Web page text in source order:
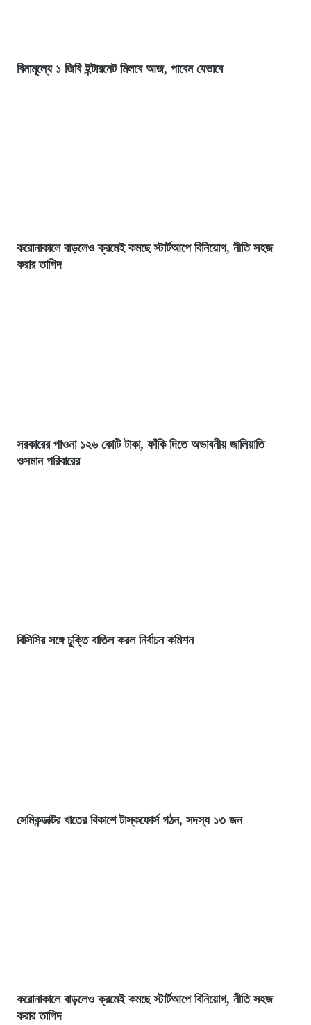
বিনামূল্যে ১ জিবি ইন্টারনেট মিলবে আজ, পাবেন যেভাবে
করোনাকালে বাড়লেও ক্রমেই কমছে স্টার্টআপে বিনিয়োগ, নীতি সহজ
করার তাগিদ
সরকারের পাওনা ১২৬ কোটি টাকা, ফাঁকি দিতে অভাবনীয় জালিয়াতি
ওসমান পরিবারের
বিসিসির সঙ্গে চুক্তি বাতিল করল নির্বাচন কমিশন
সেমিকন্ডাক্টর খাতের বিকাশে টাস্কফোর্স গঠন, সদস্য ১৩ জন
করোনাকালে বাড়লেও ক্রমেই কমছে স্টার্টআপে বিনিয়োগ, নীতি সহজ
করার তাগিদ